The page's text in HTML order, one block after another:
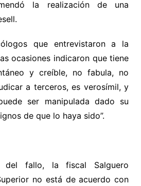
la realización de una
que entrevistaron a la
ocasiones indicaron que tiene
y creíble, no fabula, no
a terceros, es verosímil, y
ser manipulada dado su
de que lo haya sido”.
del fallo, la fiscal Salguero
no está de acuerdo con